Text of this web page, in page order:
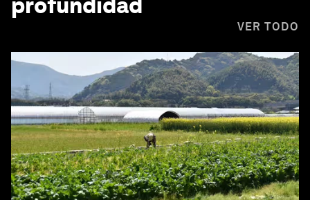
profundidad
VER TODO